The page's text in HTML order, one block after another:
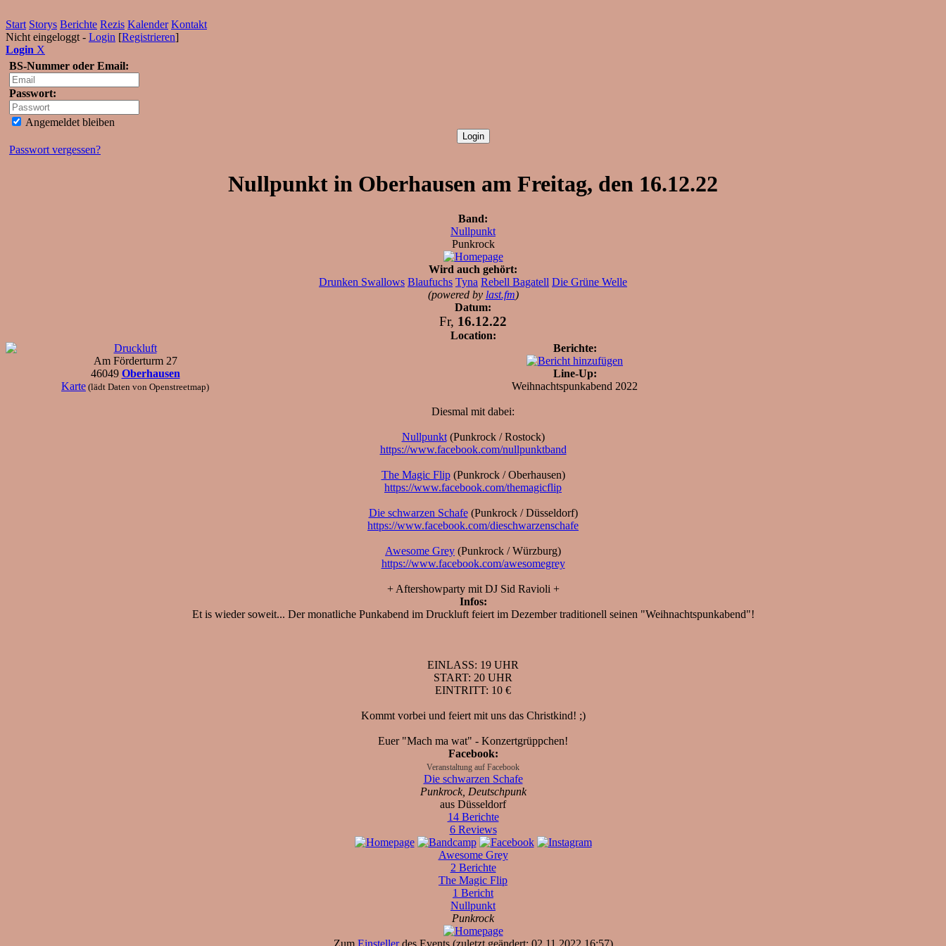
Start Storys Berichte Rezis Kalender Kontakt
Nicht eingeloggt - Login [Registrieren]
Login X
BS-Nummer oder Email:
Passwort:
Angemeldet bleiben
Passwort vergessen?
Nullpunkt in Oberhausen am Freitag, den 16.12.22
Band:
Nullpunkt
Punkrock
Wird auch gehört:
Drunken Swallows Blaufuchs Tyna Rebell Bagatell Die Grüne Welle
(powered by last.fm)
Datum:
Fr, 16.12.22
Location:
Druckluft
Am Förderturm 27
46049 Oberhausen
Karte (lädt Daten von Openstreetmap)
Berichte:
Line-Up:
Weihnachtspunkabend 2022
Diesmal mit dabei:
Nullpunkt(Punkrock / Rostock)
https://www.facebook.com/nullpunktband
The Magic Flip(Punkrock / Oberhausen)
https://www.facebook.com/themagicflip
Die schwarzen Schafe(Punkrock / Düsseldorf)
https://www.facebook.com/dieschwarzenschafe
Awesome Grey (Punkrock / Würzburg)
https://www.facebook.com/awesomegrey
+ Aftershowparty mit DJ Sid Ravioli +
Infos:
Et is wieder soweit... Der monatliche Punkabend im Druckluft feiert im Dezember traditionell seinen "Weihnachtspunkabend"!
EINLASS: 19 UHR
START: 20 UHR
EINTRITT: 10 €
Kommt vorbei und feiert mit uns das Christkind! ;)
Euer "Mach ma wat" - Konzertgrüppchen!
Facebook:
Veranstaltung auf Facebook
Die schwarzen Schafe
Punkrock, Deutschpunk
aus Düsseldorf
14 Berichte
6 Reviews
Awesome Grey
2 Berichte
The Magic Flip
1 Bericht
Nullpunkt
Punkrock
Zum Einstellerdes Events (zuletzt geändert: 02.11.2022 16:57)